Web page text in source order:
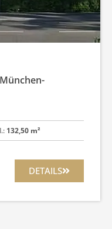
132,50 m²
DETAILS